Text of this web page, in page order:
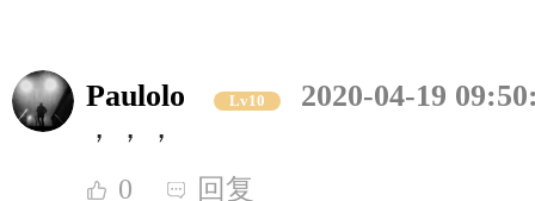
Paulolo Lv10
2020-04-19
，，，
0 回复